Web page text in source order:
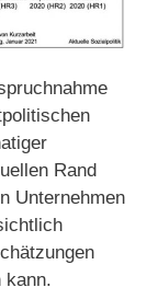
Rand
Unternehmen
kann.